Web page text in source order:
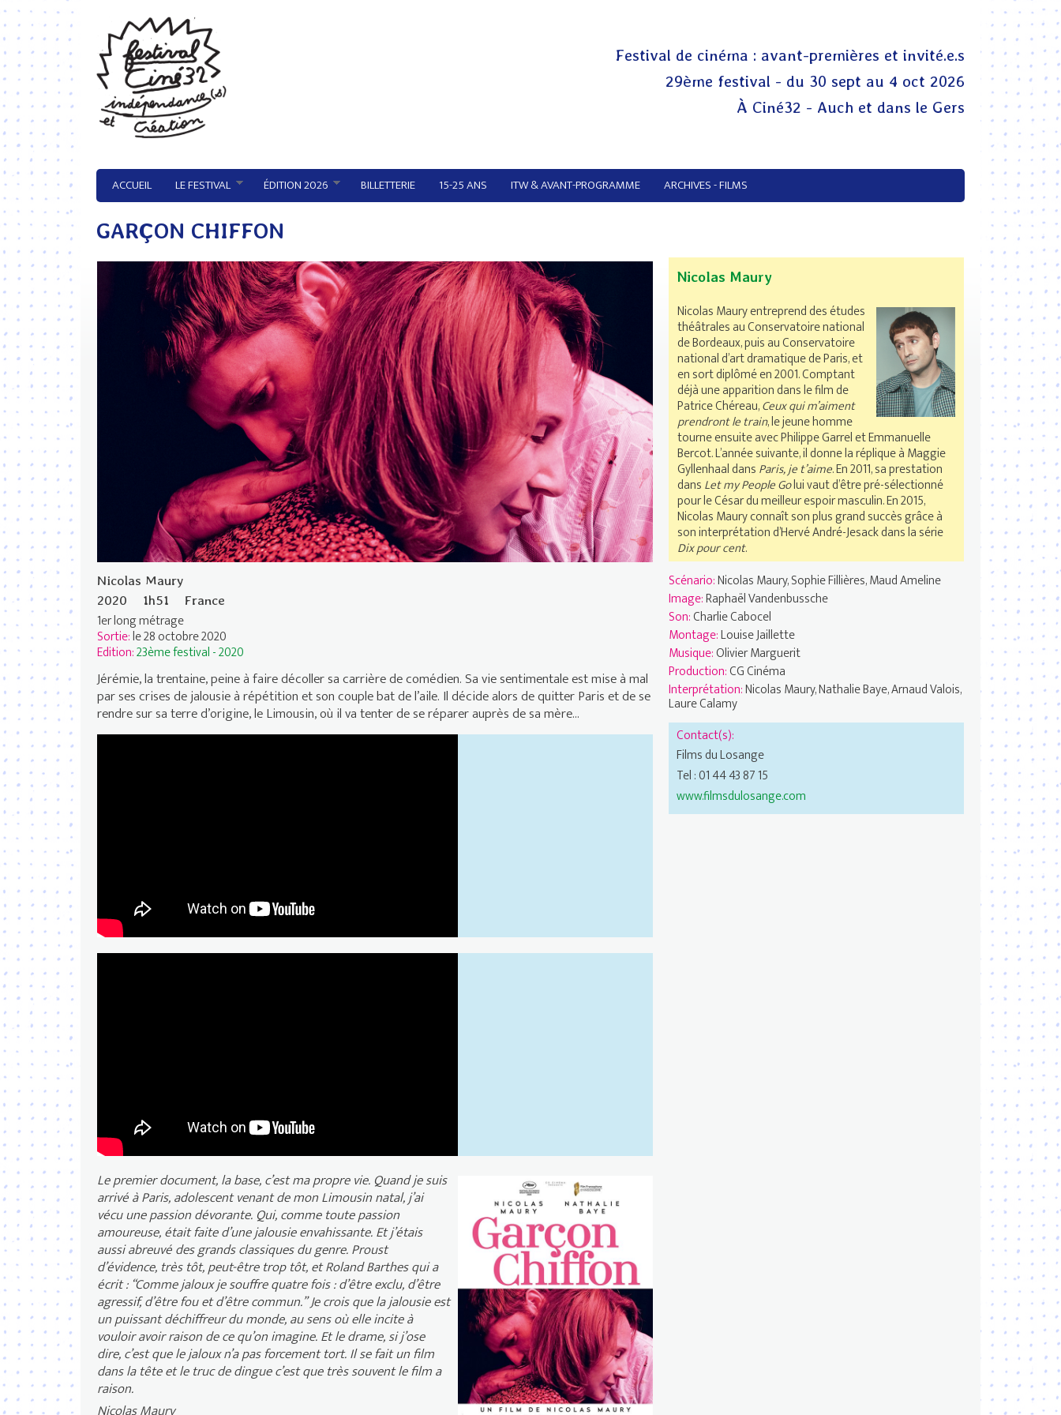
Aller au contenu principal
Festival de cinéma : avant-premières et invité.e.s
29ème festival - du 30 sept au 4 oct 2026
À Ciné32 - Auch et dans le Gers
ACCUEIL LE FESTIVAL ÉDITION 2026 BILLETTERIE 15-25 ANS ITW & AVANT-PROGRAMME ARCHIVES - FILMS
GARÇON CHIFFON
Nicolas Maury
2020
1h51 France
1er long métrage
Sortie:le 28 octobre 2020
Edition:23ème festival - 2020
Jérémie, la trentaine, peine à faire décoller sa carrière de comédien. Sa vie sentimentale est mise à mal
par ses crises de jalousie à répétition et son couple bat de l’aile. Il décide alors de quitter Paris et de se
rendre sur sa terre d’origine, le Limousin, où il va tenter de se réparer auprès de sa mère...
Le premier document, la base, c’est ma propre vie. Quand je suis
arrivé à Paris, adolescent venant de mon Limousin natal, j’ai
vécu une passion dévorante. Qui, comme toute passion
amoureuse, était faite d’une jalousie envahissante. Et j’étais
aussi abreuvé des grands classiques du genre. Proust
d’évidence, très tôt, peut-être trop tôt, et Roland Barthes qui a
écrit : “Comme jaloux je souffre quatre fois : d’être exclu, d’être
agressif, d’être fou et d’être commun.” Je crois que la jalousie est
un puissant déchiffreur du monde, au sens où elle incite à
vouloir avoir raison de ce qu’on imagine. Et le drame, si j’ose
dire, c’est que le jaloux n’a pas forcement tort. Il se fait un film
dans la tête et le truc de dingue c’est que très souvent le film a
raison.
Nicolas Maury
Nicolas Maury entreprend des études
théâtrales au Conservatoire national
de Bordeaux, puis au Conservatoire
national d’art dramatique de Paris, et
en sort diplômé en 2001. Comptant
déjà une apparition dans le film de
Patrice Chéreau,Ceux qui m’aiment
prendront le train, le jeune homme
tourne ensuite avec Philippe Garrel et Emmanuelle
Bercot. L’année suivante, il donne la réplique à Maggie
Gyllenhaal dansParis, je t’aime. En 2011, sa prestation
dansLet my People Golui vaut d’être pré-sélectionné
pour le César du meilleur espoir masculin. En 2015,
Nicolas Maury connaît son plus grand succès grâce à
son interprétation d’Hervé André-Jesack dans la série
Dix pour cent.
Scénario:Nicolas Maury, Sophie Fillières, Maud Ameline
Image:Raphaël Vandenbussche
Son:Charlie Cabocel
Montage:Louise Jaillette
Musique:Olivier Marguerit
Production:CG Cinéma
Interprétation:Nicolas Maury, Nathalie Baye, Arnaud Valois,
Laure Calamy
Contact(s):
Films du Losange
Tel : 01 44 43 87 15
www.filmsdulosange.com